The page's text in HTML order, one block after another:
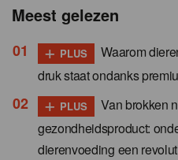
Meest gelezen
+ PLUS
Waarom
druk staat ondanks
+ PLUS
Van brokken
gezondheidsproduct:
dierenvoeding een